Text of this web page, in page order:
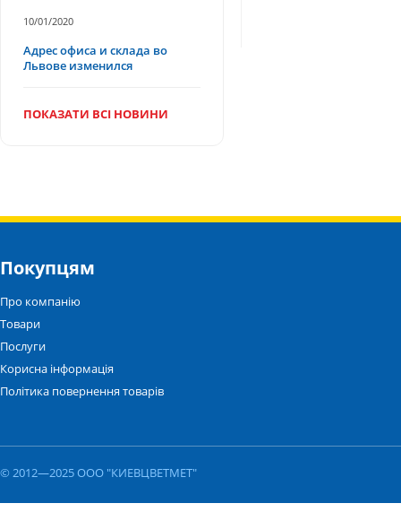
10/01/2020
Адрес офиса и склада во
Львове изменился
ПОКАЗАТИ ВСІ НОВИНИ
Покупцям
Про компанію
Товари
Послуги
Корисна інформація
Політика повернення товарів
© 2012—2025 ООО "КИЕВЦВЕТМЕТ"